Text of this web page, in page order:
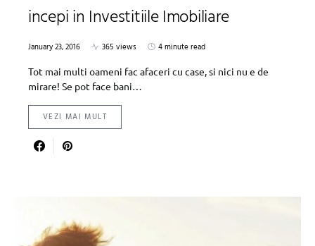
incepi in Investitiile Imobiliare
January 23, 2016 365 views
4 minute read
Tot mai multi oameni fac afaceri cu case, si nici nu e de
mirare! Se pot face bani…
VEZI MAI MULT